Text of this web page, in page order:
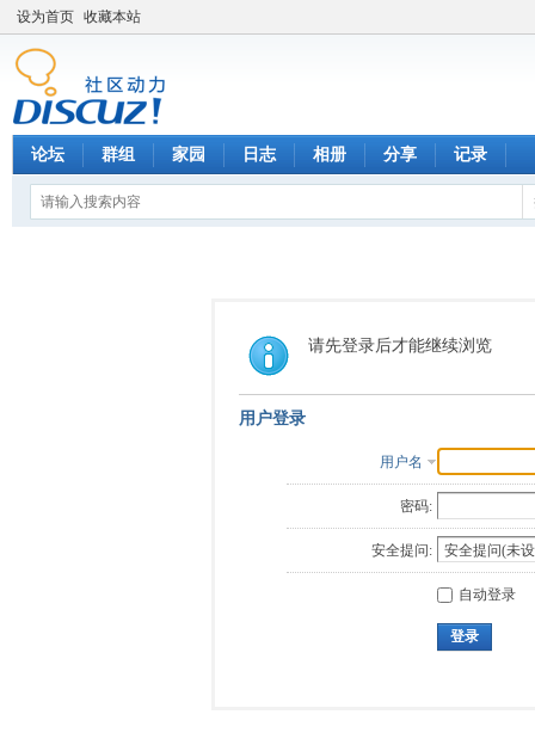
设为首页 收藏本站
论坛 群组 家园 日志 相册 分享 记录
请先登录后才能继续浏览
用户登录
用户名
密码:
安全提问:
自动登录
登录